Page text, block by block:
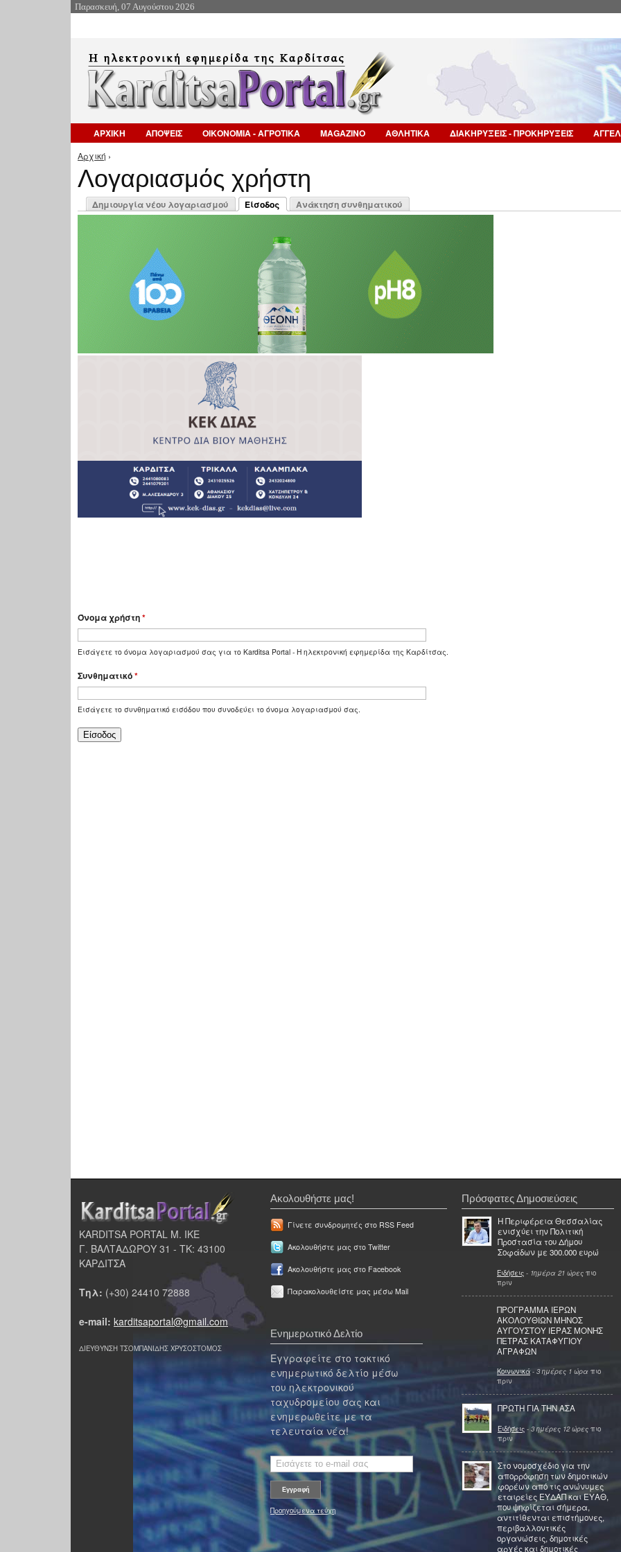
Παρασκευή, 07 Αυγούστου 2026
ΑΡΧΙΚΗ ΑΠΟΨΕΙΣ ΟΙΚΟΝΟΜΙΑ - ΑΓΡΟΤΙΚΑ MAGAZINO ΑΘΛΗΤΙΚΑ ΔΙΑΚΗΡΥΞΕΙΣ - ΠΡΟΚΗΡΥΞΕΙΣ
Είστε εδώ
Αρχική ›
Λογαριασμός χρήστη
Πρωτεύουσες καρτέλες
Δημιουργία νέου λογαριασμού
Είσοδος
(ενεργή καρτέλα)
Ανάκτηση συνθηματικού
Όνομα χρήστη*
Εισάγετε το όνομα λογαριασμού σας για το Karditsa Portal - Η ηλεκτρονική εφημερίδα της Καρδίτσας.
Συνθηματικό*
Εισάγετε το συνθηματικό εισόδου που συνοδεύει το όνομα λογαριασμού σας.
KARDITSA PORTAL Μ. ΙΚΕ
Γ. ΒΑΛΤΑΔΩΡΟΥ 31 - ΤΚ: 43100
ΚΑΡΔΙΤΣΑ
Τηλ: (+30) 24410 72888
e-mail: karditsaportal@gmail.com
ΔΙΕΥΘΥΝΣΗ ΤΣΟΜΠΑΝΙΔΗΣ ΧΡΥΣΟΣΤΟΜΟΣ
Ακολουθήστε μας!
Γίνετε συνδρομητές στο RSS Feed
Ακολουθήστε μας στο Twitter
Ακολουθήστε μας στο Facebook
Παρακολουθείστε μας μέσω Mail
Ενημερωτικό Δελτίο
Εγγραφείτε στο τακτικό
ενημερωτικό δελτίο μέσω
του ηλεκτρονικού
ταχυδρομείου σας και
ενημερωθείτε με τα
τελευταία νέα!
Προηγούμενα τεύχη
Πρόσφατες Δημοσιεύσεις
Η Περιφέρεια Θεσσαλίας
ενισχύει την Πολιτική
Προστασία του Δήμου
Σοφάδων με 300.000 ευρώ
Ειδήσεις - 1ημέρα 21 ώρες πιο
πριν
ΠΡΟΓΡΑΜΜΑ ΙΕΡΩΝ
ΑΚΟΛΟΥΘΙΩΝ ΜΗΝΟΣ
ΑΥΓΟΥΣΤΟΥ ΙΕΡΑΣ ΜΟΝΗΣ
ΠΕΤΡΑΣ ΚΑΤΑΦΥΓΙΟΥ
ΑΓΡΑΦΩΝ
Κοινωνικά - 3 ημέρες 1 ώρα πιο
πριν
ΠΡΩΤΗ ΓΙΑ ΤΗΝ ΑΣΑ
Ειδήσεις - 3 ημέρες 12 ώρες πιο
πριν
Στο νομοσχέδιο για την
απορρόφηση των δημοτικών
φορέων από τις ανώνυμες
εταιρείες ΕΥΔΑΠ και ΕΥΑΘ,
που ψηφίζεται σήμερα,
αντιτίθενται επιστήμονες,
περιβαλλοντικές
οργανώσεις, δημοτικές
αρχές και δημοτικές